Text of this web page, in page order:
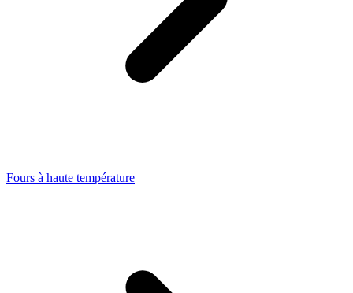
Fours à haute température